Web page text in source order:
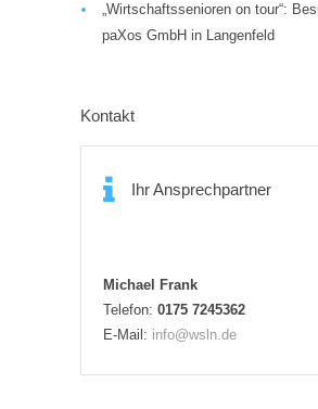
„Wirtschaftssenioren on tour“:
paXos GmbH in Langenfeld
Kontakt
Ihr Ansprechpartner
Michael Frank
Telefon: 0175 7245362
E-Mail: info@wsln.de